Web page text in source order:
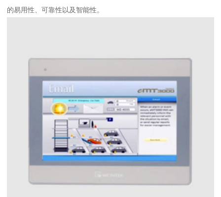
的易用性、可靠性以及智能性。